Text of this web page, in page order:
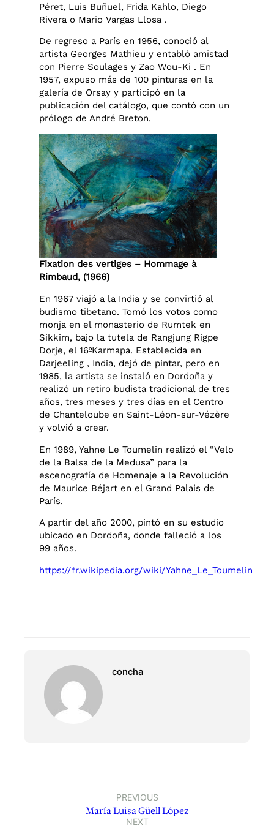
Péret, Luis Buñuel, Frida Kahlo, Diego
Rivera o Mario Vargas Llosa .
De regreso a París en 1956, conoció al
artista Georges Mathieu y entabló amistad
con Pierre Soulages y Zao Wou-Ki . En
1957, expuso más de 100 pinturas en la
galería de Orsay y participó en la
publicación del catálogo, que contó con un
prólogo de André Breton.
Fixation des vertiges – Hommage à
Rimbaud, (1966)
En 1967 viajó a la India y se convirtió al
budismo tibetano. Tomó los votos como
monja en el monasterio de Rumtek en
Sikkim, bajo la tutela de Rangjung Rigpe
Dorje, el 16ºKarmapa. Establecida en
Darjeeling , India, dejó de pintar, pero en
1985, la artista se instaló en Dordoña y
realizó un retiro budista tradicional de tres
años, tres meses y tres días en el Centro
de Chanteloube en Saint-Léon-sur-Vézère
y volvió a crear.
En 1989, Yahne Le Toumelin realizó el “Velo
de la Balsa de la Medusa” para la
escenografía de Homenaje a la Revolución
de Maurice Béjart en el Grand Palais de
París.
A partir del año 2000, pintó en su estudio
ubicado en Dordoña, donde falleció a los
99 años.
https://fr.wikipedia.org/wiki/Yahne_Le_Toumelin
concha
PREVIOUS
María Luisa Güell López
NEXT